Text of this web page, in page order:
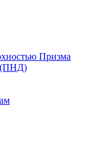
Призма
(ПНД)